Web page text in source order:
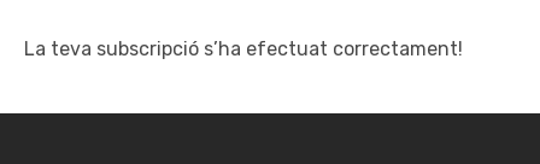
La teva subscripció s’ha efectuat correctament!